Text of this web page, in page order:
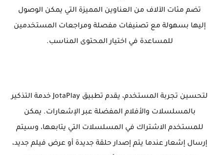
تضم مئات الآلاف من العناوين المميزة التي يمكن الوصول
إليها بسهولة مع تصنيفات مفصلة ومراجعات المستخدمين
للمساعدة في اختيار المحتوى المناسب.
لتحسين تجربة المستخدم، يقدم تطبيق JotaPlay خدمة التذكير
بالمسلسلات والأفلام المفضلة عبر الإشعارات. يمكن
للمستخدم الاشتراك في المسلسلات التي يتابعها، وسيتم
إرسال إشعار عندما يتم إصدار حلقة جديدة أو عرض فيلم جديد،